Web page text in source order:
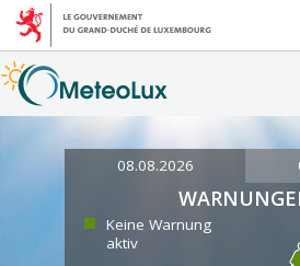
08.08.2026
Keine Warnung
aktiv